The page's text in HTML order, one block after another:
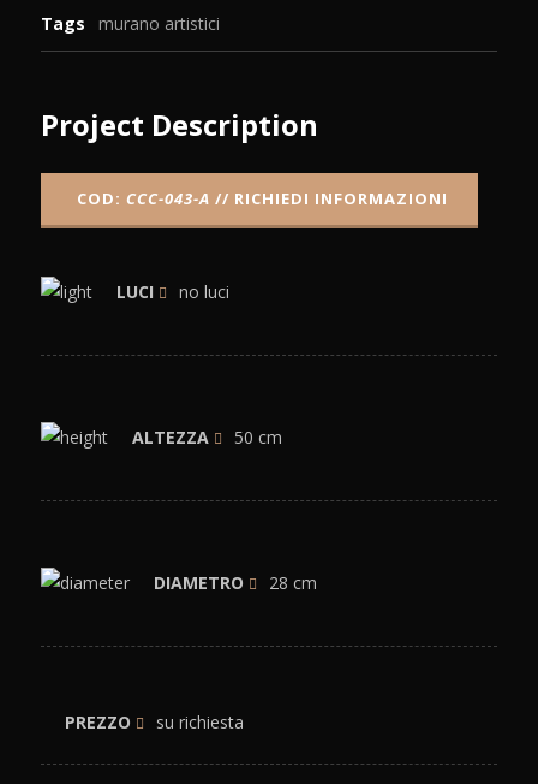
Tags murano artistici
Project Description
COD: CCC-043-A // RICHIEDI INFORMAZIONI
LUCI no luci
ALTEZZA 50 cm
DIAMETRO 28 cm
PREZZO su richiesta